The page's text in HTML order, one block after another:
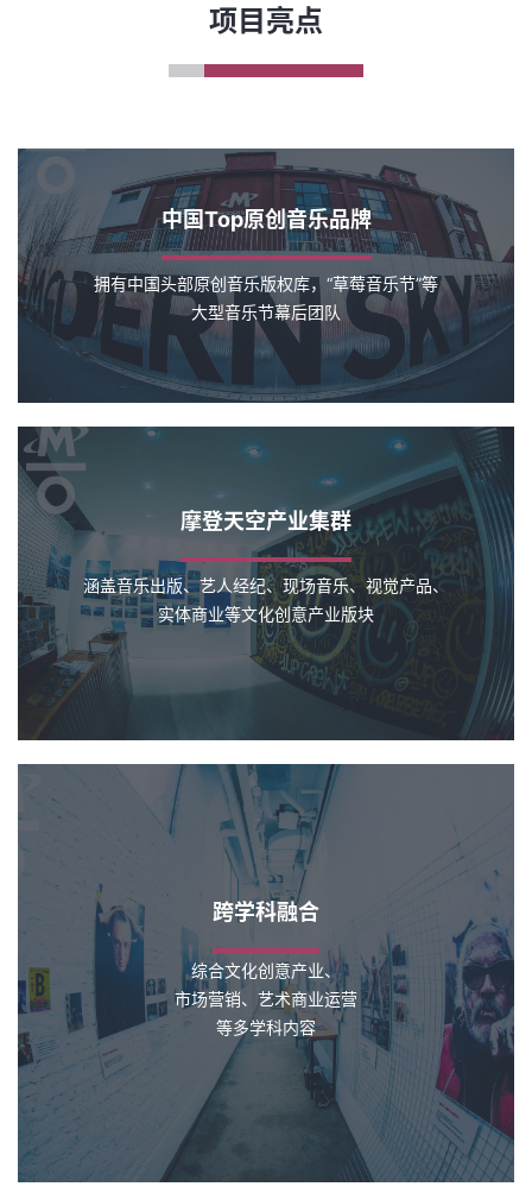
项目亮点
中国Top原创音乐品牌
拥有中国头部原创音乐版权库，“草莓音乐节”等
大型音乐节幕后团队
摩登天空产业集群
涵盖音乐出版、艺人经纪、现场音乐、视觉产品、
实体商业等文化创意产业版块
跨学科融合
综合文化创意产业、
市场营销、艺术商业运营
等多学科内容